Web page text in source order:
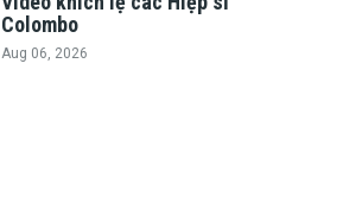
Colombo
Aug 06, 2026